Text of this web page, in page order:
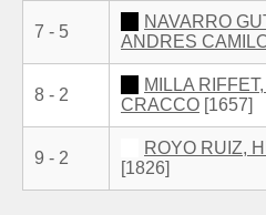
7 - 5
NAVARRO
ANDRES
8 - 2
MILLA
CRACCO [1657]
9 - 2
ROYO RUIZ,
[1826]